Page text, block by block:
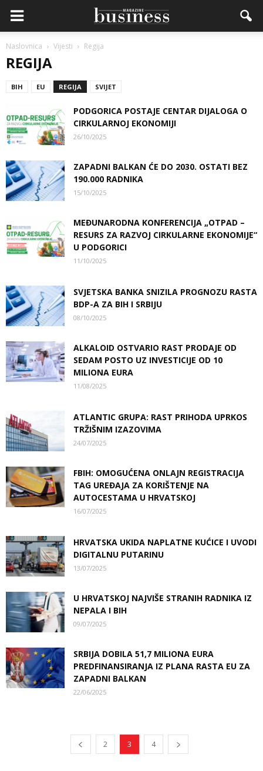
Naslovnica Vijesti Regija
REGIJA
BIH EU REGIJA SVIJET
PODGORICA POSTAJE CENTAR DIJALOGA O
CIRKULARNOJ EKONOMIJI
26/10/2025
ZAPADNI BALKAN ĆE DO 2030. OSTATI BEZ
190.000 RADNIKA
15/10/2025
MEĐUNARODNA KONFERENCIJA „OTPAD –
RESURS ZA RAZVOJ CIRKULARNE EKONOMIJE“
U PODGORICI
11/10/2025
SVJETSKA BANKA SNIZILA PROGNOZU RASTA
BDP-A ZA BIH I SRBIJU
08/10/2025
ALKALOID OSTVARIO RAST PRODAJE OD
SEDAM POSTO UZ INVESTICIJE OD 10
MILIONA EURA
11/08/2025
ATLANTIC GRUPA: RAST PRIHODA UPRKOS
TRŽIŠNIM IZAZOVIMA
24/07/2025
FBIH: OMOGUĆENA ONLAJN REGISTRACIJA
TAG UREĐAJA ZA KORIŠTENJE NA
AUTOCESTAMA U HRVATSKOJ
16/07/2025
HRVATSKA UKIDA NAPLATNE KUĆICE I UVODI
DIGITALNU PUTARINU
13/07/2025
U HRVATSKOJ NAJVIŠE STRANIH RADNIKA IZ
NEPALA I BIH
09/07/2025
SRBIJA DOBILA 51,7 MILIONA EURA
PREDFINANSIRANJA IZ PLANA RASTA EU ZA
ZAPADNI BALKAN
22/06/2025
2 3 4